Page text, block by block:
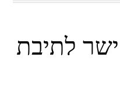
ישר לתיבת